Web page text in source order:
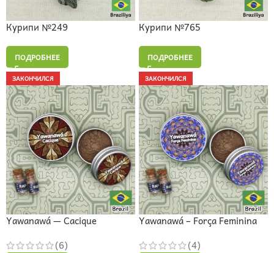
Курипи №249
ПОДРОБНЕЕ
Курипи №765
ПОДРОБНЕЕ
ЗАКОНЧИЛСЯ
Yawanawá — Cacique
(6)
ЗАКОНЧИЛСЯ
Yawanawá – Força Feminina
(4)